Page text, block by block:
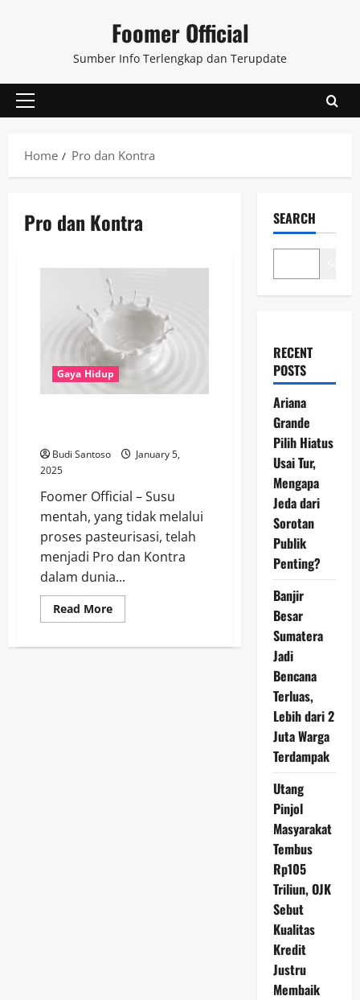
Foomer Official
Sumber Info Terlengkap dan Terupdate
Primary
Home
Pro dan Kontra
Pro dan Kontra
Gaya Hidup
Budi Santoso
January 5,
2025
Foomer Official – Susu
mentah, yang tidak melalui
proses pasteurisasi, telah
menjadi Pro dan Kontra
dalam dunia...
Read MoreRead
more
dan
SEARCH
RECENT
POSTS
Ariana
Grande
Pilih Hiatus
Usai Tur,
Mengapa
Jeda dari
Sorotan
Publik
Penting?
Banjir
Besar
Sumatera
Jadi
Bencana
Terluas,
Lebih dari 2
Juta Warga
Terdampak
Utang
Pinjol
Masyarakat
Tembus
Rp105
Triliun, OJK
Sebut
Kualitas
Kredit
Justru
Membaik